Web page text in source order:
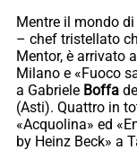
Mentre il mondo di
– chef tristellato
Mentor, è arrivato
Milano e «Fuoco
a Gabriele Boffa
(Asti). Quattro in
«Acquolina» ed
by Heinz Beck» a